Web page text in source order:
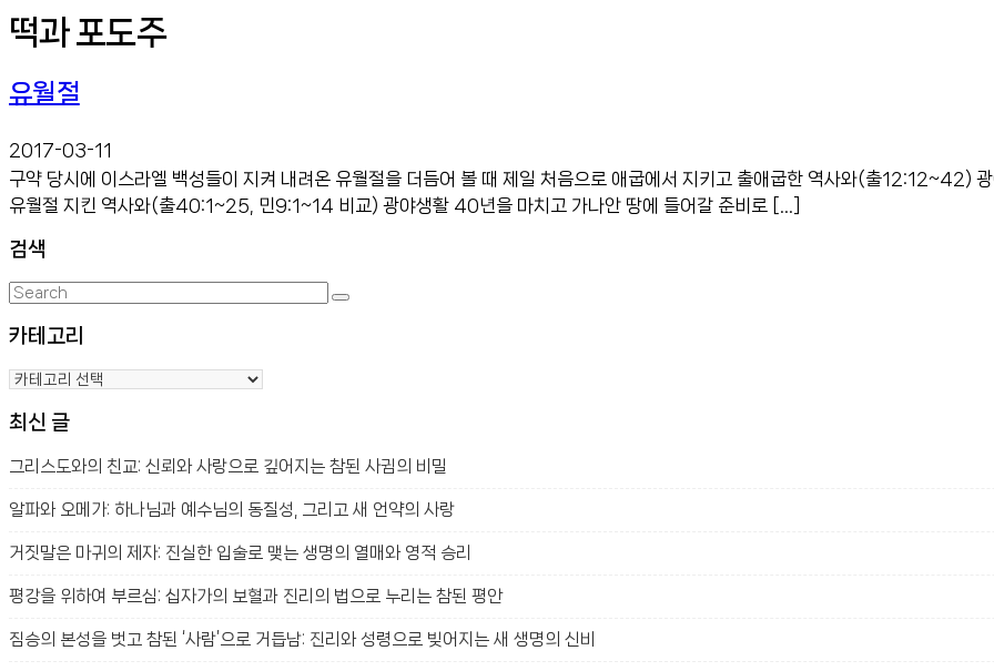
떡과 포도주
유월절
2017-03-11
구약 당시에 이스라엘 백성들이 지켜 내려온 유월절을 더듬어 볼 때 제일 처음으로 애굽에서 지키고 출애굽한 역사와(출12:12~42)
유월절 지킨 역사와(출40:1~25, 민9:1~14 비교) 광야생활 40년을 마치고 가나안 땅에 들어갈 준비로 […]
검색
Search
Search
카테고리
카
고
최신 글
그리스도와의 친교: 신뢰와 사랑으로 깊어지는 참된 사귐의 비밀
알파와 오메가: 하나님과 예수님의 동질성, 그리고 새 언약의 사랑
거짓말은 마귀의 제자: 진실한 입술로 맺는 생명의 열매와 영적 승리
평강을 위하여 부르심: 십자가의 보혈과 진리의 법으로 누리는 참된 평안
짐승의 본성을 벗고 참된 ‘사람’으로 거듭남: 진리와 성령으로 빚어지는 새 생명의 신비